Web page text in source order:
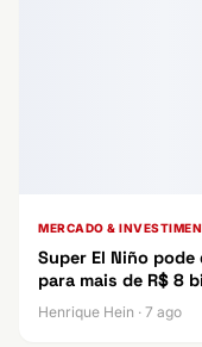
MERCADO &
Super El Niño
para mais de R$ 8
Henrique Hein · 7 ago